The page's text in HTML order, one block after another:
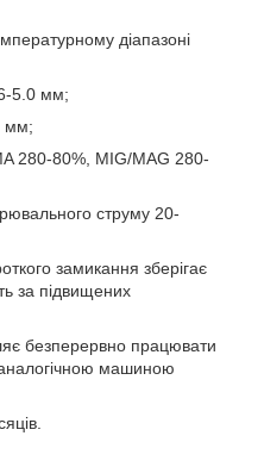
діапазоні
5.0 мм;
мм;
280-80%, MIG/MAG 280-
струму 20-
замикання зберігає
за підвищених
безперервно працювати
машиною